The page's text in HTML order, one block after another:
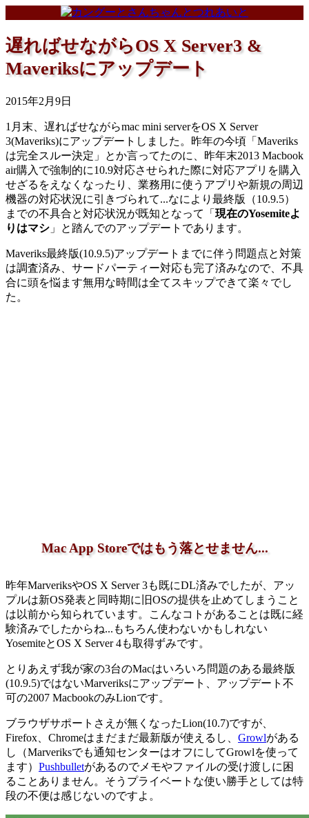
コンテンツへスキップ
ナビゲーションに移動
遅ればせながらOS X Server3 &
Maveriksにアップデート
2015年2月9日
1月末、遅ればせながらmac mini serverをOS X Server
3(Maveriks)にアップデートしました。昨年の今頃「Maveriks
は完全スルー決定」とか言ってたのに、昨年末2013 Macbook
air購入で強制的に10.9対応させられた際に対応アプリを購入
せざるをえなくなったり、業務用に使うアプリや新規の周辺
機器の対応状況に引きづられて...なにより最終版（10.9.5）
までの不具合と対応状況が既知となって「 現在のYosemiteよ
りはマシ 」と踏んでのアップデートであります。
Maveriks最終版(10.9.5)アップデートまでに伴う問題点と対策
は調査済み、サードパーティー対応も完了済みなので、不具
合に頭を悩ます無用な時間は全てスキップできて楽々でし
た。
Mac App Storeではもう落とせません...
昨年MarveriksやOS X Server 3も既にDL済みでしたが、アッ
プルは新OS発表と同時期に旧OSの提供を止めてしまうこと
は以前から知られています。こんなコトがあることは既に経
験済みでしたからね...もちろん使わないかもしれない
YosemiteとOS X Server 4も取得ずみです。
とりあえず我が家の3台のMacはいろいろ問題のある最終版
(10.9.5)ではないMarveriksにアップデート、アップデート不
可の2007 MacbookのみLionです。
ブラウザサポートさえが無くなったLion(10.7)ですが、
Firefox、Chromeはまだまだ最新版が使えるし、 Growlがある
し（Marveriksでも通知センターはオフにしてGrowlを使って
ます） Pushbulletがあるのでメモやファイルの受け渡しに困
ることありません。そうプライベートな使い勝手としては特
段の不便は感じないのですよ。